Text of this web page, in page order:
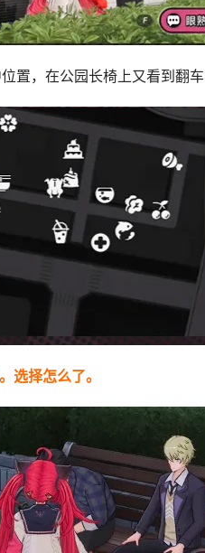
置，在公园长椅上又看到翻车
选择怎么了。